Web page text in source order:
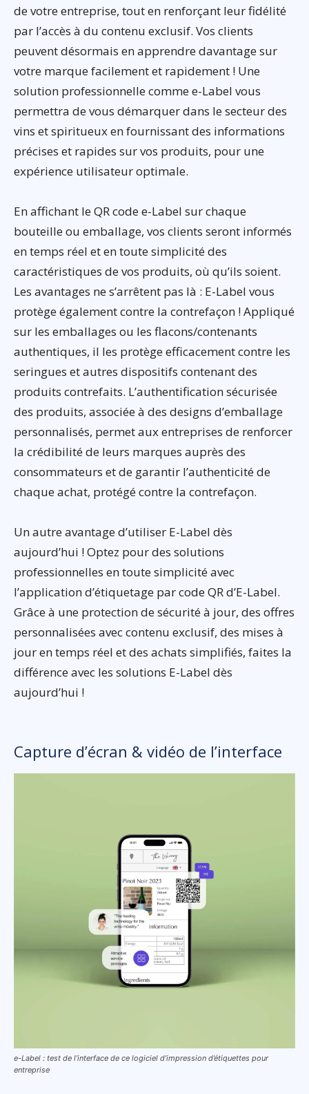
de votre entreprise, tout en renforçant leur fidélité
par l’accès à du contenu exclusif. Vos clients
peuvent désormais en apprendre davantage sur
votre marque facilement et rapidement ! Une
solution professionnelle comme e-Label vous
permettra de vous démarquer dans le secteur des
vins et spiritueux en fournissant des informations
précises et rapides sur vos produits, pour une
expérience utilisateur optimale.
En affichant le QR code e-Label sur chaque
bouteille ou emballage, vos clients seront informés
en temps réel et en toute simplicité des
caractéristiques de vos produits, où qu’ils soient.
Les avantages ne s’arrêtent pas là : E-Label vous
protège également contre la contrefaçon ! Appliqué
sur les emballages ou les flacons/contenants
authentiques, il les protège efficacement contre les
seringues et autres dispositifs contenant des
produits contrefaits. L’authentification sécurisée
des produits, associée à des designs d’emballage
personnalisés, permet aux entreprises de renforcer
la crédibilité de leurs marques auprès des
consommateurs et de garantir l’authenticité de
chaque achat, protégé contre la contrefaçon.
Un autre avantage d’utiliser E-Label dès
aujourd’hui ! Optez pour des solutions
professionnelles en toute simplicité avec
l’application d’étiquetage par code QR d’E-Label.
Grâce à une protection de sécurité à jour, des offres
personnalisées avec contenu exclusif, des mises à
jour en temps réel et des achats simplifiés, faites la
différence avec les solutions E-Label dès
aujourd’hui !
Capture d’écran & vidéo de l’interface
e-Label : test de l’interface de ce logiciel d’impression d’étiquettes pour
entreprise